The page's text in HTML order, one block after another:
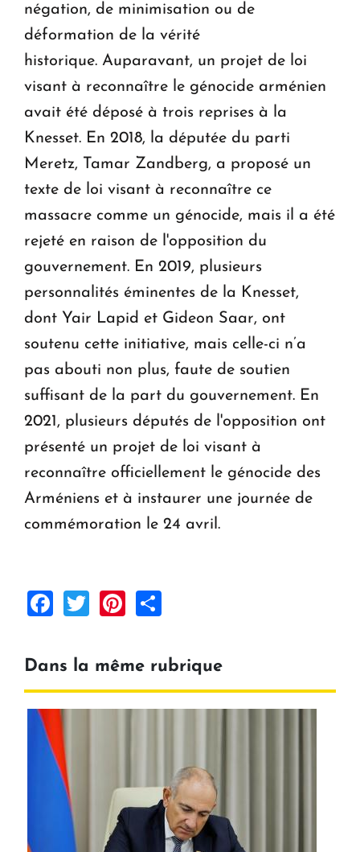
négation, de minimisation ou de
déformation de la vérité
historique. Auparavant, un projet de loi
visant à reconnaître le génocide arménien
avait été déposé à trois reprises à la
Knesset. En 2018, la députée du parti
Meretz, Tamar Zandberg, a proposé un
texte de loi visant à reconnaître ce
massacre comme un génocide, mais il a été
rejeté en raison de l'opposition du
gouvernement. En 2019, plusieurs
personnalités éminentes de la Knesset,
dont Yair Lapid et Gideon Saar, ont
soutenu cette initiative, mais celle-ci n’a
pas abouti non plus, faute de soutien
suffisant de la part du gouvernement. En
2021, plusieurs députés de l'opposition ont
présenté un projet de loi visant à
reconnaître officiellement le génocide des
Arméniens et à instaurer une journée de
commémoration le 24 avril.
Facebook
TwitterPinterest
Dans la même rubrique